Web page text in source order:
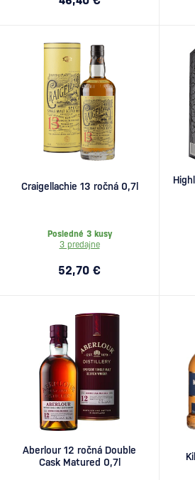
Craigellachie 13 ročná 0,7l
Posledné 3 kusy
3 predajne
52,70 €
Aberlour 12 ročná Double
Cask Matured 0,7l